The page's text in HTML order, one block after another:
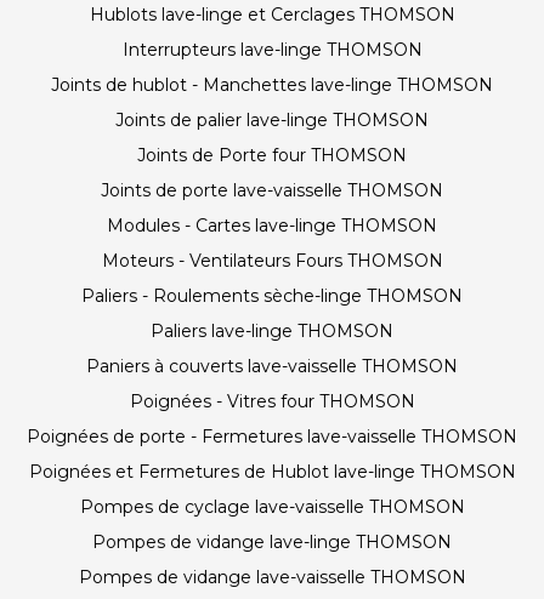
Hublots lave-linge et Cerclages THOMSON
Interrupteurs lave-linge THOMSON
Joints de hublot - Manchettes lave-linge THOMSON
Joints de palier lave-linge THOMSON
Joints de Porte four THOMSON
Joints de porte lave-vaisselle THOMSON
Modules - Cartes lave-linge THOMSON
Moteurs - Ventilateurs Fours THOMSON
Paliers - Roulements sèche-linge THOMSON
Paliers lave-linge THOMSON
Paniers à couverts lave-vaisselle THOMSON
Poignées - Vitres four THOMSON
Poignées de porte - Fermetures lave-vaisselle THOMSON
Poignées et Fermetures de Hublot lave-linge THOMSON
Pompes de cyclage lave-vaisselle THOMSON
Pompes de vidange lave-linge THOMSON
Pompes de vidange lave-vaisselle THOMSON